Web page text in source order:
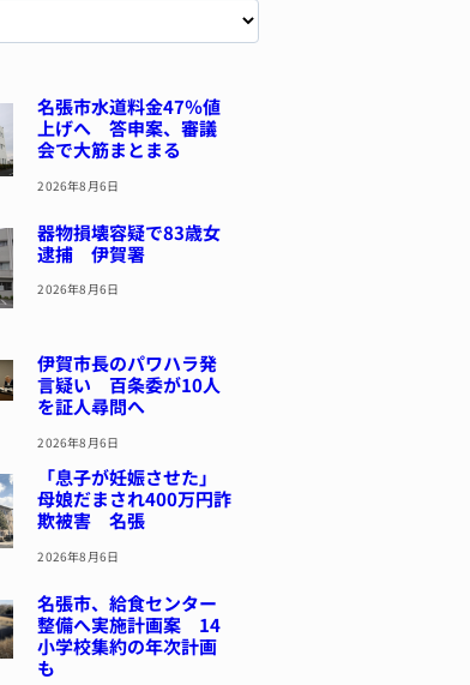
名張市水道料金47％値
上げへ 答申案、審議
会で大筋まとまる
2026年8月6日
器物損壊容疑で83歳女
逮捕 伊賀署
2026年8月6日
伊賀市長のパワハラ発
言疑い 百条委が10人
を証人尋問へ
2026年8月6日
「息子が妊娠させた」
母娘だまされ400万円詐
欺被害 名張
2026年8月6日
名張市、給食センター
整備へ実施計画案 14
小学校集約の年次計画
も